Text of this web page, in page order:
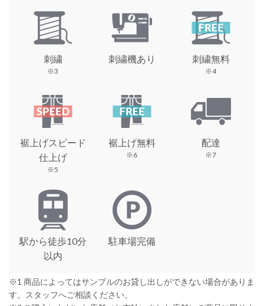
刺繍
※3
刺繍機あり 刺繍無料
※4
裾上げスピード
仕上げ
※5
裾上げ無料
※6
配達
※7
駅から徒歩10分
以内
駐車場完備
※1 商品によってはサンプルのお貸し出しができない場合がありま
す。スタッフへご相談ください。